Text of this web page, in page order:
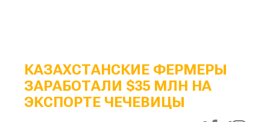
КАЗАХСТАНСКИЕ ФЕРМЕРЫ
ЗАРАБОТАЛИ $35 МЛН НА
ЭКСПОРТЕ ЧЕЧЕВИЦЫ